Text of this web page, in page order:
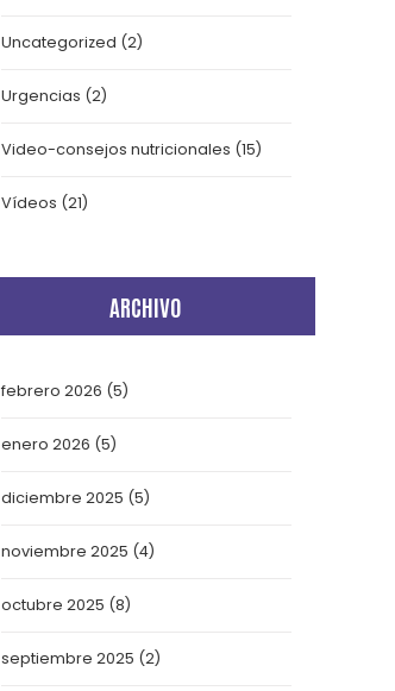
Uncategorized (2)
Urgencias (2)
Video-consejos nutricionales (15)
Vídeos (21)
ARCHIVO
febrero 2026 (5)
enero 2026 (5)
diciembre 2025 (5)
noviembre 2025 (4)
octubre 2025 (8)
septiembre 2025 (2)